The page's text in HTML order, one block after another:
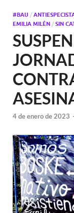
#BAU /
EMILIA MILÉN / SIN
4 de enero de 2023 -